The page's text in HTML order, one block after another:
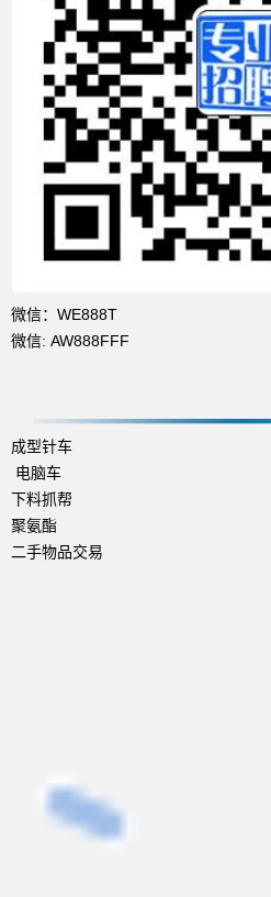
微信：WE888T
微信: AW888FFF
成型针车
电脑车
下料抓帮
聚氨酯
二手物品交易